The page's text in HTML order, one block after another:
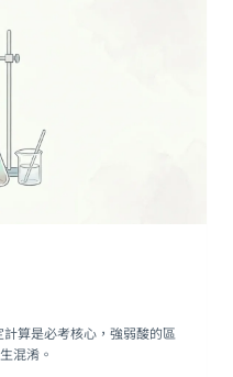
算是必考核心，強弱酸的區
混淆。